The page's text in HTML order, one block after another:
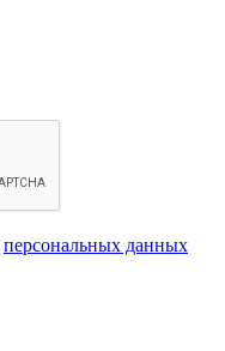
персональных данных